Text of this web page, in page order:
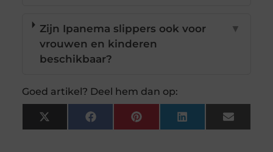
Zijn Ipanema slippers ook voor
vrouwen en kinderen
beschikbaar?
▼
Goed artikel? Deel hem dan op:
X
(Twitter)
FacebookPinterestLinkedInEmail